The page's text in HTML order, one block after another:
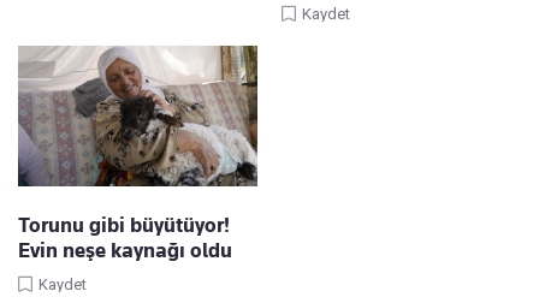
Kaydet
Torunu gibi büyütüyor!
Evin neşe kaynağı oldu
Kaydet